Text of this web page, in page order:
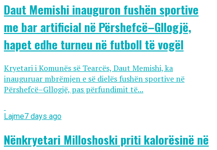
Daut Memishi inauguron fushën sportive
me bar artificial në Përshefcë–Gllogjë,
hapet edhe turneu në futboll të vogël
Kryetari i Komunës së Tearcës, Daut Memishi, ka
inauguruar mbrëmjen e së dielës fushën sportive në
Përshefcë–Gllogjë, pas përfundimit të...
Lajme7 days ago
Nënkryetari Milloshoski priti kalorësinë në